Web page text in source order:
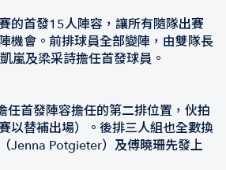
的首發15人陣容，讓所有隨隊出賽
機會。前排球員全部變陣，由雙隊長
嵐及梁采詩擔任首發球員。
任首發陣容擔任的第二排位置，伙拍
以替補出場）。後排三人組也全數換
Jenna Potgieter）及傅曉珊先發上